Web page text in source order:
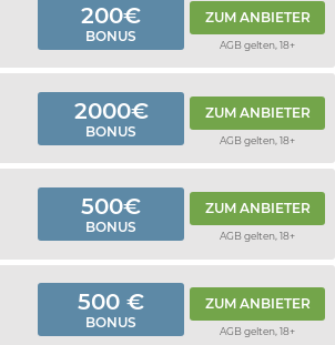
200€
BONUS
ZUM ANBIETER
AGB gelten, 18+
2000€
BONUS
ZUM ANBIETER
AGB gelten, 18+
500€
BONUS
ZUM ANBIETER
AGB gelten, 18+
500 €
BONUS
ZUM ANBIETER
AGB gelten, 18+